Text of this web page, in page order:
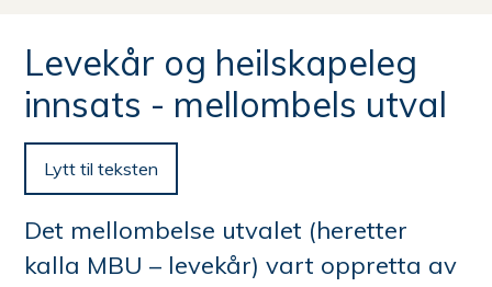
n
e
her:
Levekår og heilskapeleg
innsats - mellombels utval
Lytt til teksten
Det mellombelse utvalet (heretter
kalla MBU – levekår) vart oppretta av